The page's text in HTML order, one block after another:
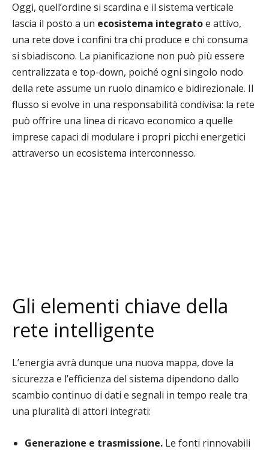
Oggi, quell’ordine si scardina e il sistema verticale
lascia il posto a un ecosistema integratoe attivo,
una rete dove i confini tra chi produce e chi consuma
si sbiadiscono. La pianificazione non può più essere
centralizzata e top-down, poiché ogni singolo nodo
della rete assume un ruolo dinamico e bidirezionale. Il
flusso si evolve in una responsabilità condivisa: la rete
può offrire una linea di ricavo economico a quelle
imprese capaci di modulare i propri picchi energetici
attraverso un ecosistema interconnesso.
Gli elementi chiave della
rete intelligente
L’energia avrà dunque una nuova mappa, dove la
sicurezza e l’efficienza del sistema dipendono dallo
scambio continuo di dati e segnali in tempo reale tra
una pluralità di attori integrati:
Generazione e trasmissione. Le fonti rinnovabili